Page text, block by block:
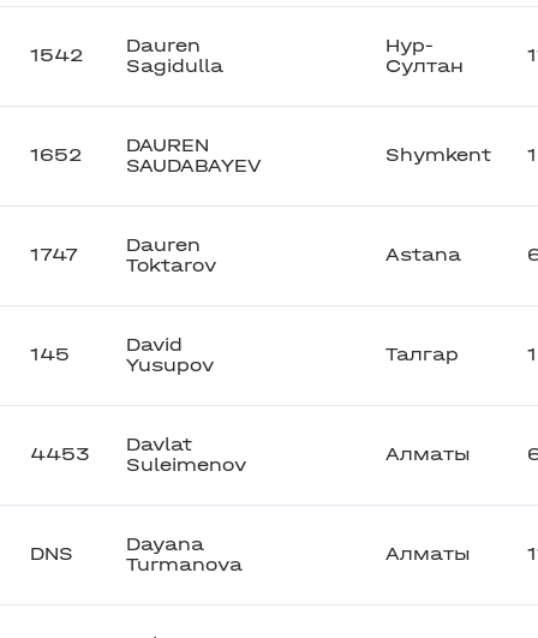
1542
Dauren
Sagidulla
Нур-
Султан
1652
DAUREN
SAUDABAYEV
Shymkent
1747
Dauren
Toktarov
Astana
145
David
Yusupov
Талгар
4453
Davlat
Suleimenov
Алматы
DNS
Dayana
Turmanova
Алматы